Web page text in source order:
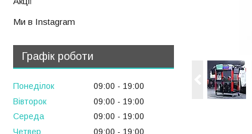
Ми в Instagram
Графік роботи
Понеділок 09:00
19:00
Вівторок
09:00
19:00
Середа
09:00
19:00
Четвер
09:00
19:00